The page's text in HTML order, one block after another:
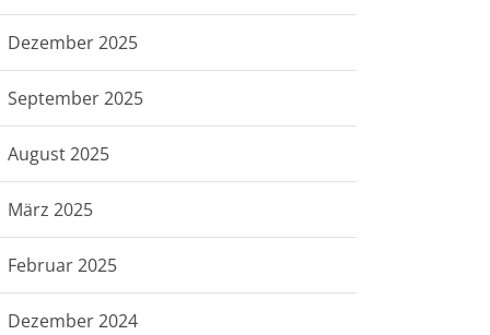
Dezember 2025
September 2025
August 2025
März 2025
Februar 2025
Dezember 2024